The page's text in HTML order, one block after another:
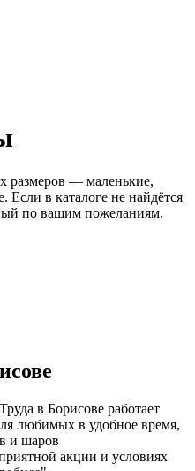
размеров — маленькие,
в каталоге не найдётся
по вашим пожеланиям.
в Борисове работает
любимых в удобное время,
и шаров
акции и условиях